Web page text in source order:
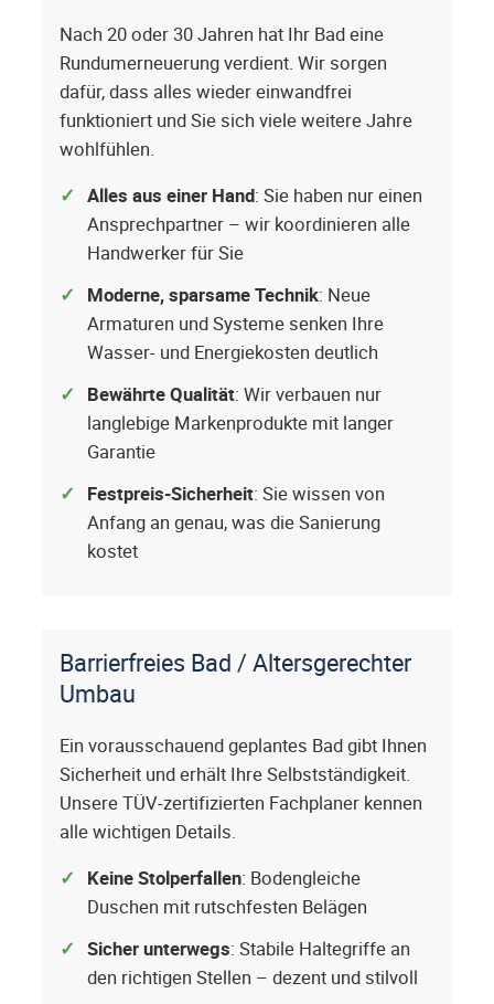
Nach 20 oder 30 Jahren hat Ihr Bad eine
Rundumerneuerung verdient. Wir sorgen
dafür, dass alles wieder einwandfrei
funktioniert und Sie sich viele weitere Jahre
wohlfühlen.
Alles aus einer Hand: Sie haben nur einen
Ansprechpartner – wir koordinieren alle
Handwerker für Sie
Moderne, sparsame Technik: Neue
Armaturen und Systeme senken Ihre
Wasser- und Energiekosten deutlich
Bewährte Qualität: Wir verbauen nur
langlebige Markenprodukte mit langer
Garantie
Festpreis-Sicherheit: Sie wissen von
Anfang an genau, was die Sanierung
kostet
Barrierfreies Bad / Altersgerechter
Umbau
Ein vorausschauend geplantes Bad gibt Ihnen
Sicherheit und erhält Ihre Selbstständigkeit.
Unsere TÜV-zertifizierten Fachplaner kennen
alle wichtigen Details.
Keine Stolperfallen: Bodengleiche
Duschen mit rutschfesten Belägen
Sicher unterwegs: Stabile Haltegriffe an
den richtigen Stellen – dezent und stilvoll